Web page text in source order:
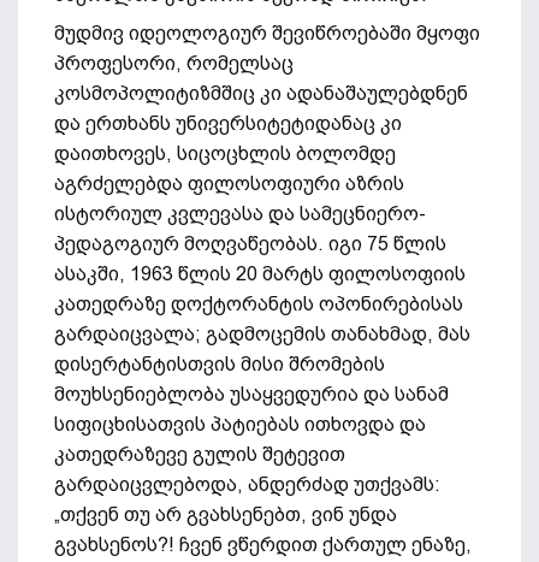
მუდმივ იდეოლოგიურ შევიწროებაში მყოფი
პროფესორი, რომელსაც
კოსმოპოლიტიზმშიც კი ადანაშაულებდნენ
და ერთხანს უნივერსიტეტიდანაც კი
დაითხოვეს, სიცოცხლის ბოლომდე
აგრძელებდა ფილოსოფიური აზრის
ისტორიულ კვლევასა და სამეცნიერო-
პედაგოგიურ მოღვაწეობას. იგი 75 წლის
ასაკში, 1963 წლის 20 მარტს ფილოსოფიის
კათედრაზე დოქტორანტის ოპონირებისას
გარდაიცვალა; გადმოცემის თანახმად, მას
დისერტანტისთვის მისი შრომების
მოუხსენიებლობა უსაყვედურია და სანამ
სიფიცხისათვის პატიებას ითხოვდა და
კათედრაზევე გულის შეტევით
გარდაიცვლებოდა, ანდერძად უთქვამს:
„თქვენ თუ არ გვახსენებთ, ვინ უნდა
გვახსენოს?! ჩვენ ვწერდით ქართულ ენაზე,